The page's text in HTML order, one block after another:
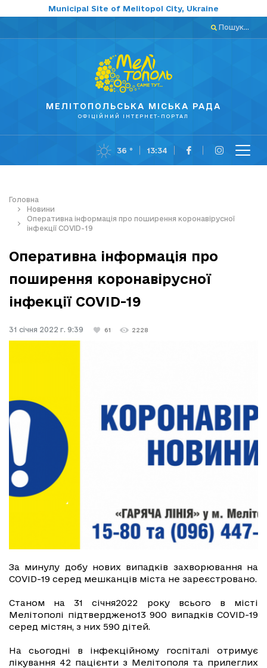
Municipal Site of Melitopol City, Ukraine
Пошук...
МЕЛІТОПОЛЬСЬКА МІСЬКА РАДА
ОФІЦІЙНИЙ ІНТЕРНЕТ-ПОРТАЛ
36 ° 13:34
Головна
Новини
Оперативна інформація про поширення коронавірусної
інфекції COVID-19
Оперативна інформація про
поширення коронавірусної
інфекції COVID-19
31 січня 2022 г. 9:39 61 2228
За минулу добу нових випадків захворювання на
COVID-19 серед мешканців міста не зареєстровано.
Станом на 31 січня2022 року всього в місті
Мелітополі підтверджено13 900 випадків СOVID-19
серед містян, з них 590 дітей.
На сьогодні в інфекційному госпіталі отримує
лікування 42 пацієнти з Мелітополя та прилеглих